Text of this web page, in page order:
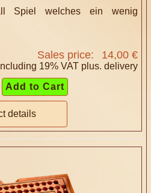
Spiel welches ein wenig
Sales price: 14,00 €
19% VAT plus. delivery
details